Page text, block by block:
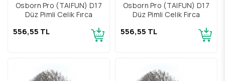
Osborn Pro (TAIFUN) D17
Düz Pimli Çelik Fırça
556,55 TL
Osborn Pro (TAIFUN) D17
Düz Pimli Çelik Fırça
556,55 TL